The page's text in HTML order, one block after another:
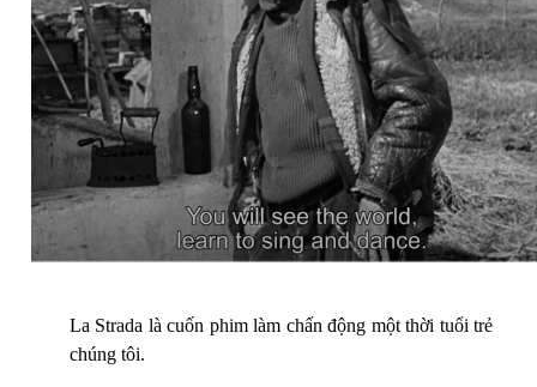
La Strada là cuốn phim làm chấn động một thời tuổi trẻ
chúng tôi.